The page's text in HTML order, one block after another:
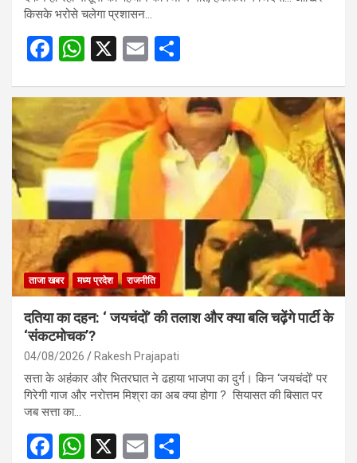
किसके भरोसे चलेगा प्रशासन…
F
ce
b
o
o
k
W
at
s
A
p
p
X
E
ail ar
e
ताजा खबर मध्य प्रदेश राजनीति
दतिया का दहन: ‘ जयचंदों’ की तलाश और क्या बलि चढ़ेंगे पार्टी के
‘संकटमोचक’?
04/08/2026 Rakesh Prajapati
सत्ता के अहंकार और भितरघात ने ढहाया भाजपा का दुर्ग। किन ‘जयचंदों’ पर
गिरेगी गाज और नरोत्तम मिश्रा का अब क्या होगा ? सियासत की बिसात पर
जब सत्ता का…
F
W
X
E